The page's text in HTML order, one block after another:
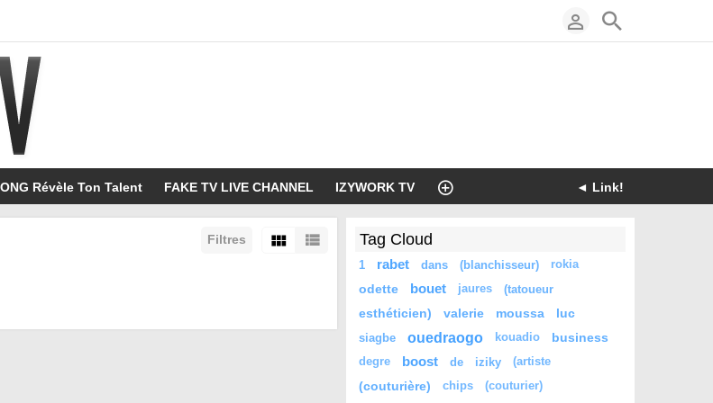
ONG Révèle Ton Talent FAKE TV LIVE CHANNEL IZYWORK TV ◄ Link!
Filtres Tag Cloud
1 rabet dans (blanchisseur) rokia
odette bouet jaures (tatoueur
esthéticien) valerie moussa luc
siagbe ouedraogo kouadio business
degre boost de iziky (artiste
(couturière) chips (couturier)